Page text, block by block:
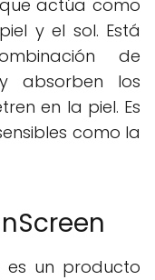
actúa como
y el sol. Está
de
absorben los
en la piel. Es
como la
es un producto